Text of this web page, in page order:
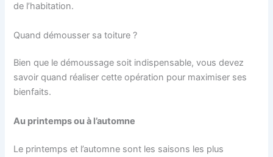
de l’habitation.
Quand démousser sa toiture ?
Bien que le démoussage soit indispensable, vous devez
savoir quand réaliser cette opération pour maximiser ses
bienfaits.
Au printemps ou à l’automne
Le printemps et l’automne sont les saisons les plus